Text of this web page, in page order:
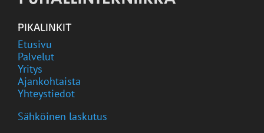
PIKALINKIT
Etusivu
Palvelut
Yritys
Ajankohtaista
Yhteystiedot
Sähköinen laskutus